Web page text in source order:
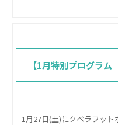
【1月特別プログラ
1月27日(土)にクベラフッ